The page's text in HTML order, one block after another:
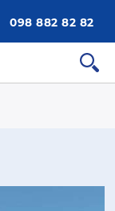
098 882 82 82